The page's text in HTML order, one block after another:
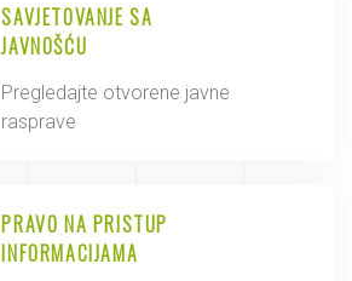
SAVJETOVANJE SA
JAVNOŠĆU
Pregledajte otvorene javne
rasprave
PRAVO NA PRISTUP
INFORMACIJAMA